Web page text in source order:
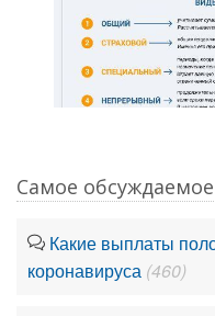
Самое обсуждаемое
Какие выплаты
коронавируса (460)